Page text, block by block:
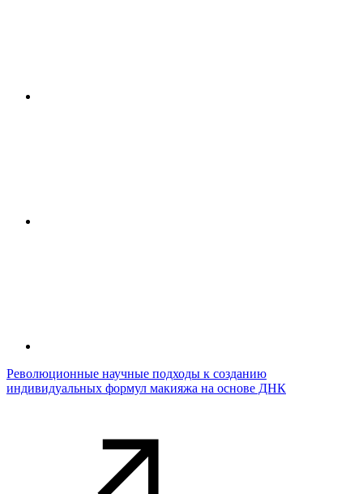
Революционные научные подходы к созданию
индивидуальных формул макияжа на основе ДНК